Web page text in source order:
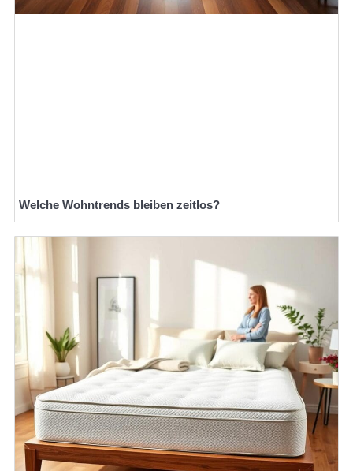
Welche Wohntrends bleiben zeitlos?